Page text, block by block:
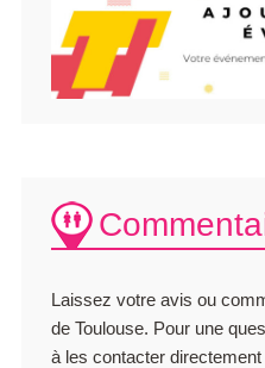
Laissez votre avis ou
de Toulouse. Pour une
à les contacter